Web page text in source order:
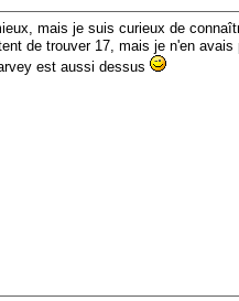
mais je suis curieux de
de trouver 17, mais je n'en
est aussi dessus